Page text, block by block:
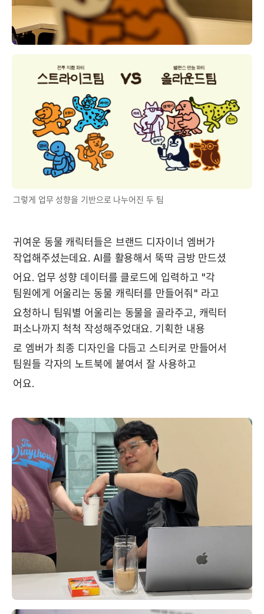
그렇게 업무 성향을 기반으로 나누어진 두 팀
귀여운 동물 캐릭터들은 브랜드 디자이너 엠버가
작업해주셨는데요. AI를 활용해서 뚝딱 금방 만드셨
어요. 업무 성향 데이터를 클로드에 입력하고 "각
팀원에게 어울리는 동물 캐릭터를 만들어줘" 라고
요청하니 팀워별 어울리는 동물을 골라주고, 캐릭터
퍼소나까지 척척 작성해주었대요. 기획한 내용
로 엠버가 최종 디자인을 다듬고 스티커로 만들어서
팀원들 각자의 노트북에 붙여서 잘 사용하고
어요.